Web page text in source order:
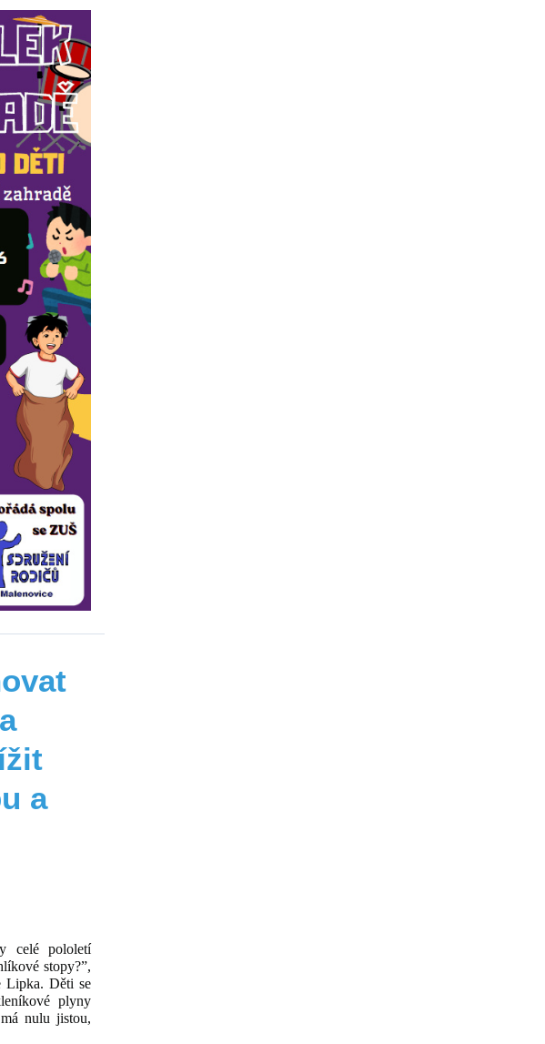
a
celé pololetí
stopy?”,
Lipka. Děti se
plyny
nulu jistou,